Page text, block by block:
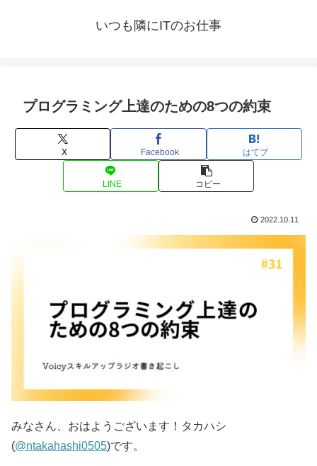
いつも隣にITのお仕事
プログラミング上達のための8つの約束
X Facebook はてブ
LINE コピー
2022.10.11
みなさん、おはようございます！タカハシ
(@ntakahashi0505)です。